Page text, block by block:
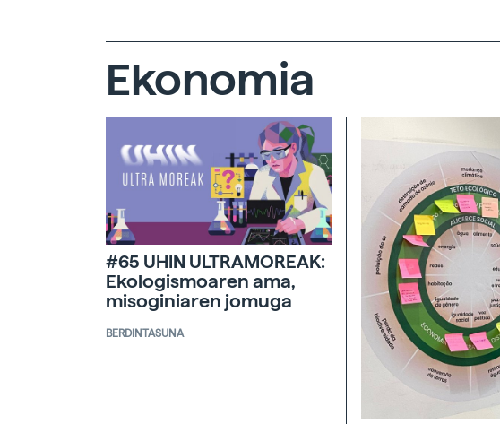
Ekonomia
#65 UHIN ULTRAMOREAK:
Ekologismoaren ama,
misoginiaren jomuga
BERDINTASUNA